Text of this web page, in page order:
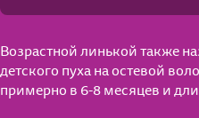
Возрастной линькой также
детского пуха на остевой
примерно в 6-8 месяцев и